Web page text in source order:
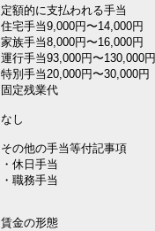
定額的に支払われる手当
住宅手当9,000円〜14,000円
家族手当8,000円〜16,000円
運行手当93,000円〜130,000円
特別手当20,000円〜30,000円
固定残業代
なし
その他の手当等付記事項
・休日手当
・職務手当
賃金の形態